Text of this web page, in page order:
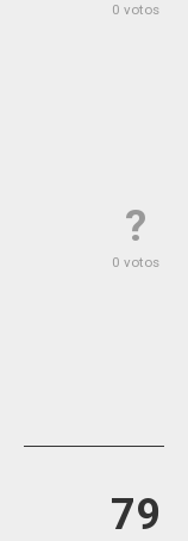
0 votos
?
0 votos
79